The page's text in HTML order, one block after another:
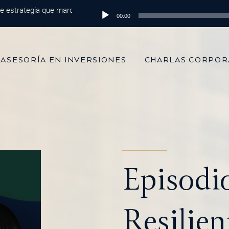
que marca la diferencia Episodio 215: De 100 mil dólares al
Reproductor
00:00
ASESORÍA EN INVERSIONES CHARLAS